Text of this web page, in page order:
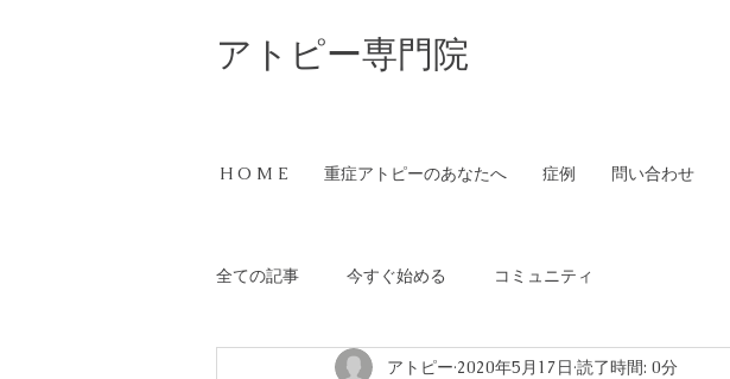
​アトピー専門院
H O M E 重症アトピーのあなたへ 症例 問い合わせ
全ての記事 今すぐ始める コミュニティ
アトピー 2020年5月17日 読了時間: 0分